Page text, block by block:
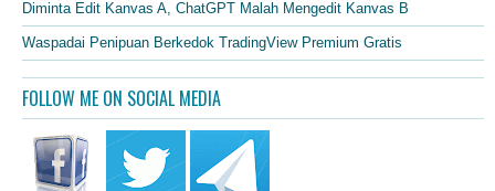
Diminta Edit Kanvas A, ChatGPT Malah Mengedit Kanvas B
Waspadai Penipuan Berkedok TradingView Premium Gratis
FOLLOW ME ON SOCIAL MEDIA